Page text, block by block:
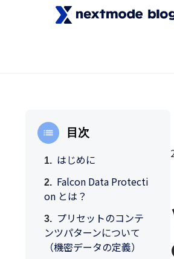
目次
はじめに
Falcon Data Protecti
on とは？
プリセットのコンテ
ンツパターンについて
（機密データの定義）